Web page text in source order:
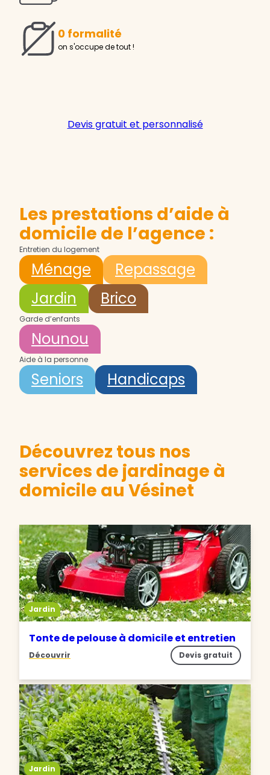
0 formalité
on s'occupe de tout !
Devis gratuit et personnalisé
Les prestations d’aide à
domicile de l’agence :
Entretien du logement
Ménage
Repassage
Jardin
Brico
Garde d’enfants
Nounou
Aide à la personne
Seniors Handicaps
Découvrez tous nos
services de jardinage à
domicile au Vésinet
Jardin
Tonte de pelouse à domicile et entretien
Découvrir Devis gratuit
Jardin